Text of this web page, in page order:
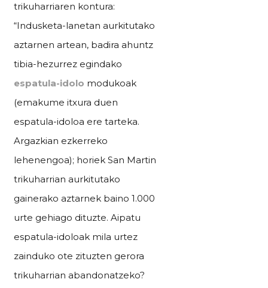
trikuharriaren kontura:
“Indusketa-lanetan aurkitutako
aztarnen artean, badira ahuntz
tibia-hezurrez egindako
espatula-idolo modukoak
(emakume itxura duen
espatula-idoloa ere tarteka.
Argazkian ezkerreko
lehenengoa); horiek San Martin
trikuharrian aurkitutako
gainerako aztarnek baino 1.000
urte gehiago dituzte. Aipatu
espatula-idoloak mila urtez
zainduko ote zituzten gerora
trikuharrian abandonatzeko?